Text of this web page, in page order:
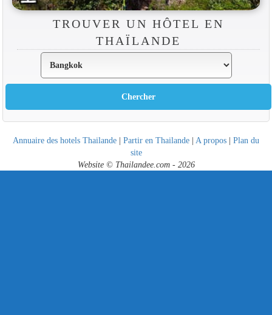
TROUVER UN HÔTEL EN
THAÏLANDE
Annuaire des hotels Thailande | Partir en Thailande | A propos | Plan du
site
Website © Thailandee.com - 2026